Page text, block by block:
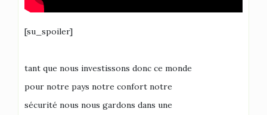
[su_spoiler]
tant que nous investissons donc ce monde
pour notre pays notre confort notre
sécurité nous nous gardons dans une